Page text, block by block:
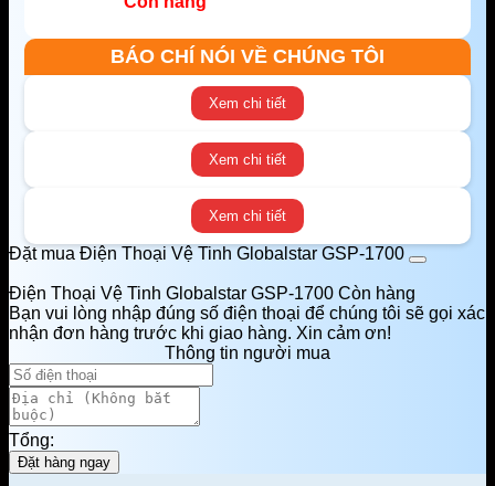
BÁO CHÍ NÓI VỀ CHÚNG TÔI
Xem chi tiết
Xem chi tiết
Xem chi tiết
Đặt mua Điện Thoại Vệ Tinh Globalstar GSP-1700
Điện Thoại Vệ Tinh Globalstar GSP-1700 Còn hàng
Bạn vui lòng nhập đúng số điện thoại để chúng tôi sẽ gọi xác
nhận đơn hàng trước khi giao hàng. Xin cảm ơn!
Thông tin người mua
Tổng:
Đặt hàng ngay